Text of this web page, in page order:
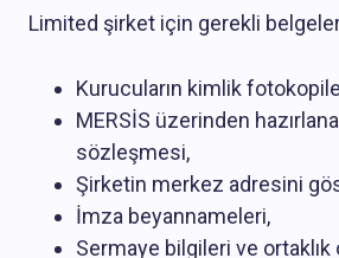
Limited şirket için gerekli
Kurucuların kimlik
MERSİS üzerinden
sözleşmesi,
Şirketin merkez adresini
İmza beyannameleri,
Sermaye bilgileri ve ortaklık